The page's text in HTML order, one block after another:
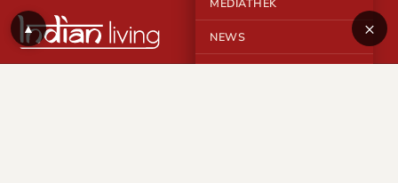
MEDIATHEK
NEWS ×
▲